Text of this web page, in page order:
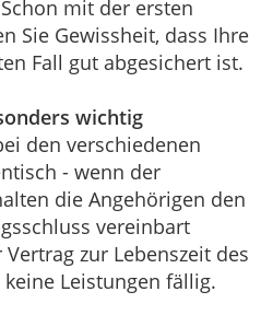
mit der ersten
Sie Gewissheit, dass Ihre
Fall gut abgesichert ist.
wichtig
den verschiedenen
- wenn der
die Angehörigen den
vereinbart
zur Lebenszeit des
Leistungen fällig.